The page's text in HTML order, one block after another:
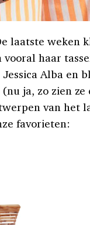
laatste weken
haar
Alba en
ja, zo zien ze
van het
favorieten: